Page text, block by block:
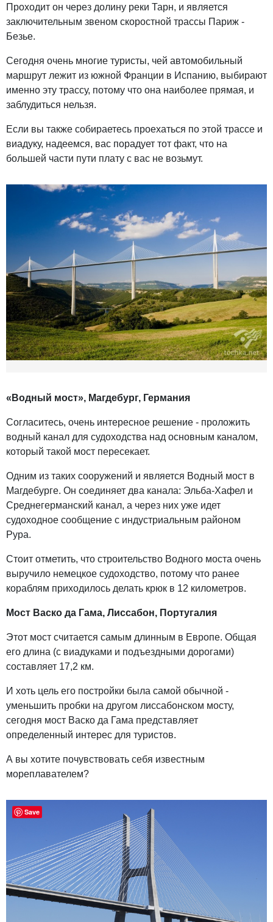
Проходит он через долину реки Тарн, и является
заключительным звеном скоростной трассы Париж -
Безье.
Сегодня очень многие туристы, чей автомобильный
маршрут лежит из южной Франции в Испанию, выбирают
именно эту трассу, потому что она наиболее прямая, и
заблудиться нельзя.
Если вы также собираетесь проехаться по этой трассе и
виадуку, надеемся, вас порадует тот факт, что на
большей части пути плату с вас не возьмут.
«Водный мост», Магдебург, Германия
Согласитесь, очень интересное решение - проложить
водный канал для судоходства над основным каналом,
который такой мост пересекает.
Одним из таких сооружений и является Водный мост в
Магдебурге. Он соединяет два канала: Эльба-Хафел и
Среднегерманский канал, а через них уже идет
судоходное сообщение с индустриальным районом
Рура.
Стоит отметить, что строительство Водного моста очень
выручило немецкое судоходство, потому что ранее
кораблям приходилось делать крюк в 12 километров.
Мост Васко да Гама, Лиссабон, Португалия
Этот мост считается самым длинным в Европе. Общая
его длина (с виадуками и подъездными дорогами)
составляет 17,2 км.
И хоть цель его постройки была самой обычной -
уменьшить пробки на другом лиссабонском мосту,
сегодня мост Васко да Гама представляет
определенный интерес для туристов.
А вы хотите почувствовать себя известным
мореплавателем?
Save